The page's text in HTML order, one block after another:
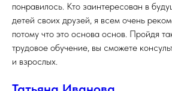
понравилось. Кто заинтересован в
детей своих друзей, я всем очень
потому что это основа основ. Пройдя
трудовое обучение, вы сможете
и взрослых.